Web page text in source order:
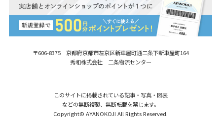
〒606-8375 京都府京都市左京区新車屋町通二条下新車屋町164
秀和株式会社 二条物流センター
このサイトに掲載されている記事・写真・図表
などの無断複製、無断転載を禁じます。
Copyright© AYANOKOJI All Rights Reserved.